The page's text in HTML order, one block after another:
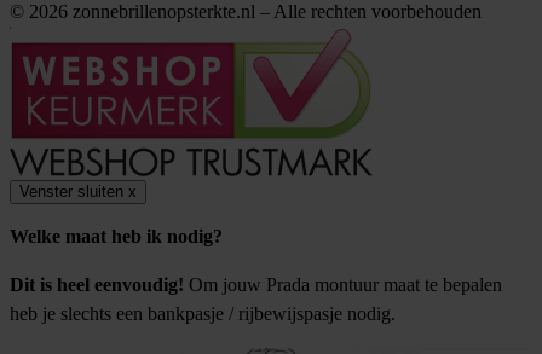
© 2026 zonnebrillenopsterkte.nl – Alle rechten voorbehouden
Venster sluiten x
Welke maat heb ik nodig?
Dit is heel eenvoudig! Om jouw Prada montuur maat te bepalen
heb je slechts een bankpasje / rijbewijspasje nodig.